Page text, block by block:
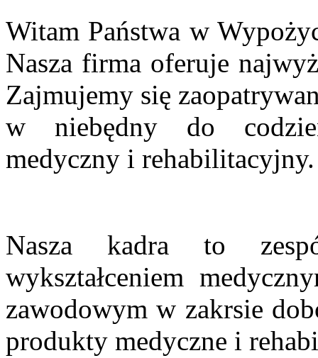
Witam Państwa w
Nasza firma oferuje
Zajmujemy się
w niebędny do
medyczny i rehabilitacyjny.
Nasza kadra to
wykształceniem
zawodowym w zakrsie
produkty medyczne i